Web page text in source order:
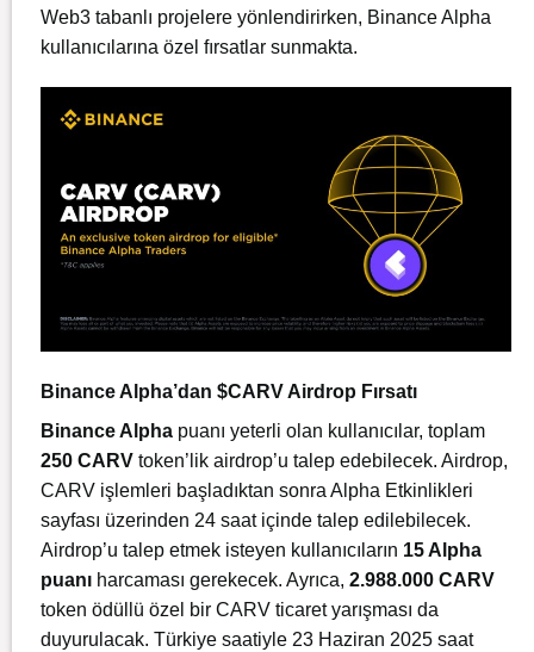
Web3 tabanlı projelere yönlendirirken, Binance Alpha
kullanıcılarına özel fırsatlar sunmakta.
Binance Alpha’dan $CARV Airdrop Fırsatı
Binance Alpha puanı yeterli olan kullanıcılar, toplam
250 CARV token’lik airdrop’u talep edebilecek. Airdrop,
CARV işlemleri başladıktan sonra Alpha Etkinlikleri
sayfası üzerinden 24 saat içinde talep edilebilecek.
Airdrop’u talep etmek isteyen kullanıcıların 15 Alpha
puanı harcaması gerekecek. Ayrıca, 2.988.000 CARV
token ödüllü özel bir CARV ticaret yarışması da
duyurulacak. Türkiye saatiyle 23 Haziran 2025 saat